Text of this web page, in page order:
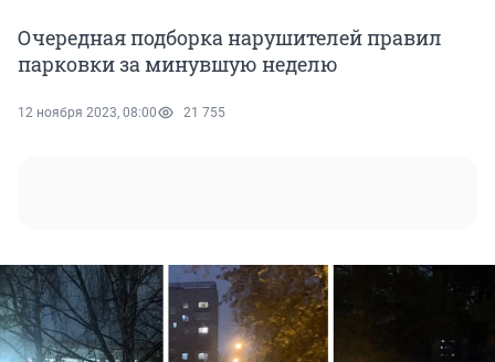
Очередная подборка нарушителей правил
парковки за минувшую неделю
12 ноября 2023, 08:00 21 755